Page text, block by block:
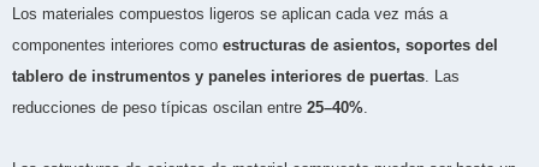
Los materiales compuestos ligeros se aplican cada vez más a
componentes interiores como estructuras de asientos, soportes del
tablero de instrumentos y paneles interiores de puertas. Las
reducciones de peso típicas oscilan entre 25–40%.